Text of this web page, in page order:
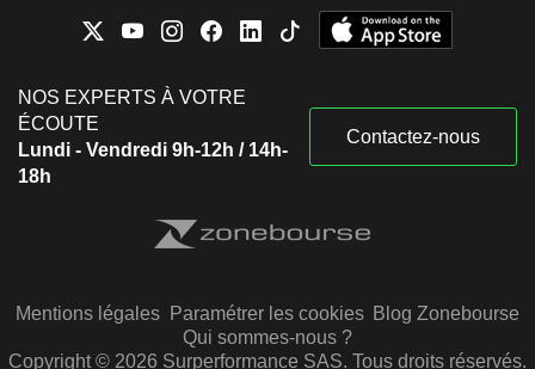
NOS EXPERTS À VOTRE
ÉCOUTE
Lundi - Vendredi 9h-12h / 14h-
18h
Contactez-nous
Mentions légales Paramétrer les cookies Blog Zonebourse
Qui sommes-nous ?
Copyright © 2026 Surperformance SAS. Tous droits réservés.